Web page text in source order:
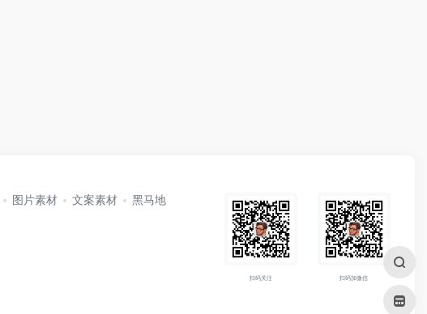
图片素材 文案素材
黑马地
扫码关注 扫码加微信